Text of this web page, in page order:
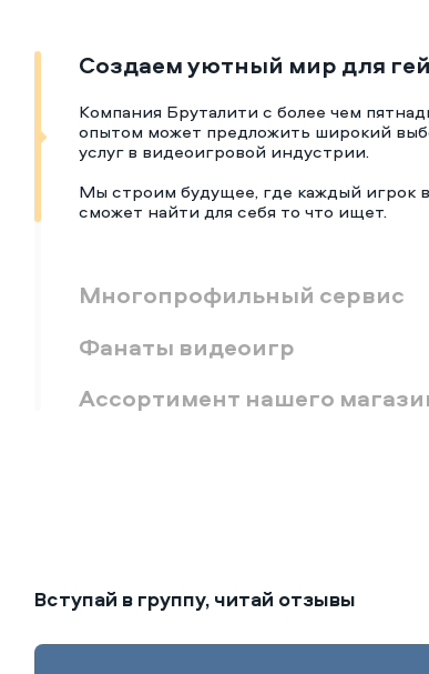
Создаем уютный мир для
Компания Бруталити с более чем
опытом может предложить широкий
услуг в видеоигровой индустрии.
Мы строим будущее, где каждый игрок
сможет найти для себя то что ищет.
Многопрофильный сервис
Фанаты видеоигр
Ассортимент нашего
Вступай в группу, читай отзывы